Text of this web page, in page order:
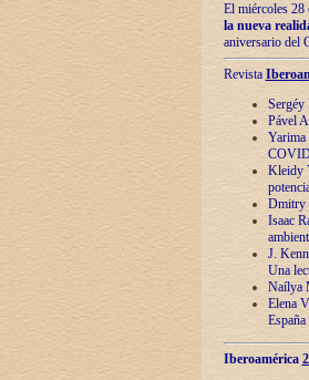
El miércoles 28
la nueva
aniversario del
Revista
Sergéy
Pável
Yarima
Kleidy
Dmitry
Isaac
J.
Una
Naílya
Elena
España
Iberoamérica